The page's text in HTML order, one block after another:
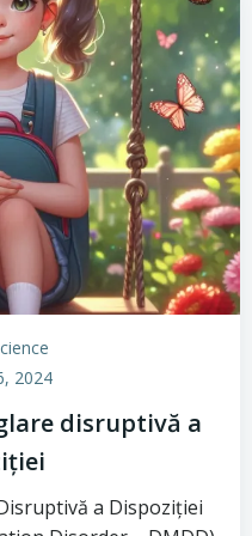
2024
disruptivă a
a Dispoziției